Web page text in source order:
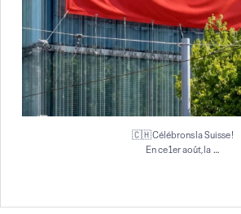
🇨🇭 Célébrons la Suisse !
En ce 1er août, la …